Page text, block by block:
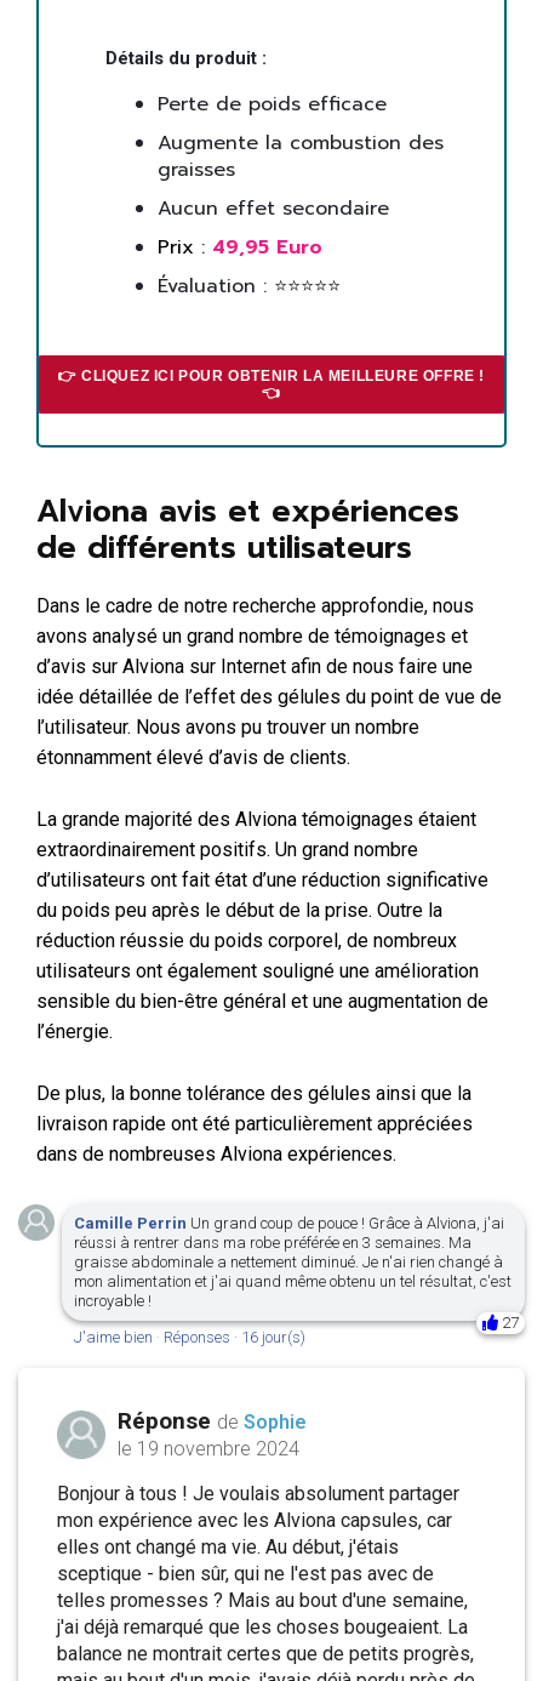
Détails du produit :
Perte de poids efficace
Augmente la combustion des
graisses
Aucun effet secondaire
Prix : 49,95 Euro
Évaluation : ⭐⭐⭐⭐⭐
👉 CLIQUEZ ICI POUR OBTENIR LA MEILLEURE OFFRE !
👈
Alviona avis et expériences
de différents utilisateurs
Dans le cadre de notre recherche approfondie, nous
avons analysé un grand nombre de témoignages et
d’avis sur Alviona sur Internet afin de nous faire une
idée détaillée de l’effet des gélules du point de vue de
l’utilisateur. Nous avons pu trouver un nombre
étonnamment élevé d’avis de clients.
La grande majorité des Alviona témoignages étaient
extraordinairement positifs. Un grand nombre
d’utilisateurs ont fait état d’une réduction significative
du poids peu après le début de la prise. Outre la
réduction réussie du poids corporel, de nombreux
utilisateurs ont également souligné une amélioration
sensible du bien-être général et une augmentation de
l’énergie.
De plus, la bonne tolérance des gélules ainsi que la
livraison rapide ont été particulièrement appréciées
dans de nombreuses Alviona expériences.
Camille Perrin Un grand coup de pouce ! Grâce à Alviona, j'ai
réussi à rentrer dans ma robe préférée en 3 semaines. Ma
graisse abdominale a nettement diminué. Je n'ai rien changé à
mon alimentation et j'ai quand même obtenu un tel résultat, c'est
incroyable !
27
J'aime bien · Réponses · 16 jour(s)
Réponse de Sophie
le 19 novembre 2024
Bonjour à tous ! Je voulais absolument partager
mon expérience avec les Alviona capsules, car
elles ont changé ma vie. Au début, j'étais
sceptique - bien sûr, qui ne l'est pas avec de
telles promesses ? Mais au bout d'une semaine,
j'ai déjà remarqué que les choses bougeaient. La
balance ne montrait certes que de petits progrès,